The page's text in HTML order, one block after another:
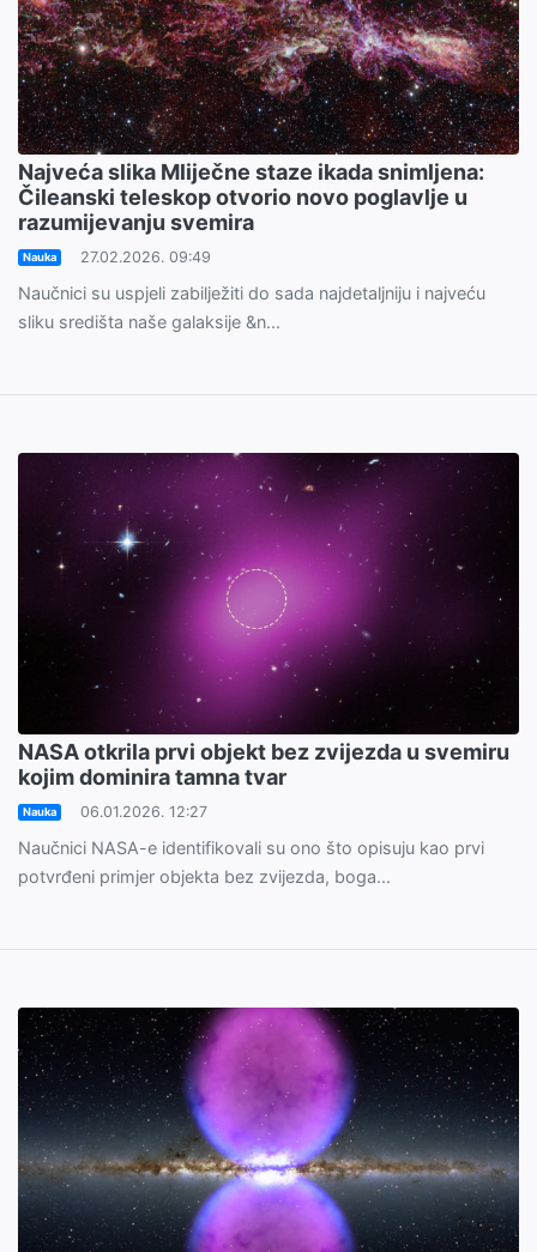
Najveća slika Mliječne staze ikada snimljena:
Čileanski teleskop otvorio novo poglavlje u
razumijevanju svemira
Nauka 27.02.2026. 09:49
Naučnici su uspjeli zabilježiti do sada najdetaljniju i najveću
sliku središta naše galaksije &n...
NASA otkrila prvi objekt bez zvijezda u svemiru
kojim dominira tamna tvar
Nauka 06.01.2026. 12:27
Naučnici NASA-e identifikovali su ono što opisuju kao prvi
potvrđeni primjer objekta bez zvijezda, boga...